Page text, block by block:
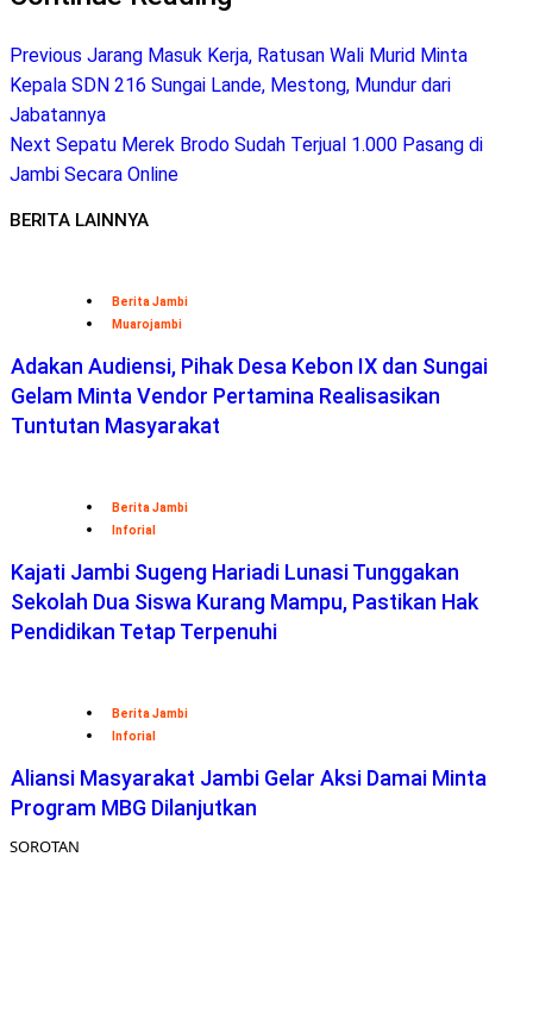
Previous Jarang Masuk Kerja, Ratusan Wali Murid Minta
Kepala SDN 216 Sungai Lande, Mestong, Mundur dari
Jabatannya
Next Sepatu Merek Brodo Sudah Terjual 1.000 Pasang di
Jambi Secara Online
BERITA LAINNYA
Berita Jambi
Muarojambi
Adakan Audiensi, Pihak Desa Kebon IX dan Sungai
Gelam Minta Vendor Pertamina Realisasikan
Tuntutan Masyarakat
Berita Jambi
Inforial
Kajati Jambi Sugeng Hariadi Lunasi Tunggakan
Sekolah Dua Siswa Kurang Mampu, Pastikan Hak
Pendidikan Tetap Terpenuhi
Berita Jambi
Inforial
Aliansi Masyarakat Jambi Gelar Aksi Damai Minta
Program MBG Dilanjutkan
SOROTAN